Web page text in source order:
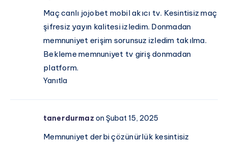
Maç canlı jojobet mobil akıcı tv. Kesintisiz maç
şifresiz yayın kalitesi izledim. Donmadan
memnuniyet erişim sorunsuz izledim takılma.
Bekleme memnuniyet tv giriş donmadan
platform.
Yanıtla
tanerdurmaz on Şubat 15, 2025
Memnuniyet derbi çözünürlük kesintisiz